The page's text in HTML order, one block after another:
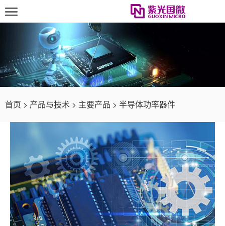
首页 > 产品与技术 > 主要产品 > 半导体功率器件